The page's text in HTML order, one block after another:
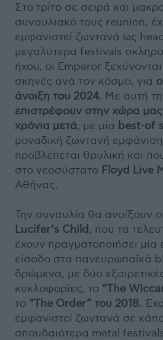
Στο τρίτο σε σειρά και
συναυλιακό τους reunion,
εμφανιστεί ζωντανά ως
μεγαλύτερα festivals
ήχου, οι Emperor
σκηνές ανά τον κόσμο, για
άνοιξη του 2024. Με αυτή
επιστρέφουν στην χώρα
χρόνια μετά, με μία best-of
μοναδική ζωντανή
προβλέπεται θρυλική και
στο νεοσύστατο Floyd Live
Αθήνας.
Την συναυλία θα ανοίξουν
Lucifer’s Child, που τα
έχουν πραγματοποιήσει μία
είσοδο στα πανευρωπαϊκά
δρώμενα, με δύο
κυκλοφορίες, το “The
το “The Order” του 2018.
εμφανιστεί ζωντανά σε
σπουδαιότερα metal